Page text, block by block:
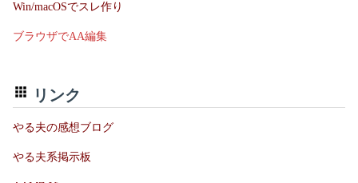
Win/macOSでスレ作り
ブラウザでAA編集
リンク
やる夫の感想ブログ
やる夫系掲示板